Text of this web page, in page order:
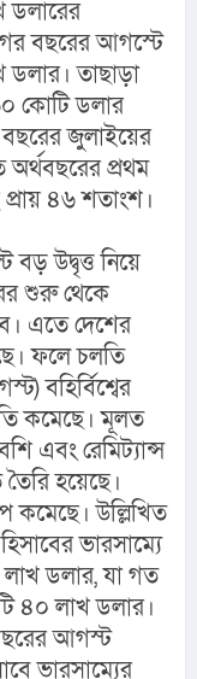
ডলারের
বছরের আগস্টে
তাছাড়া
কোটি ডলার
বছরের জুলাইয়ের
প্রথম
প্রায় ৪৬ শতাংশ।
বড় উদ্বৃত্ত নিয়ে
শুরু থেকে
এতে দেশের
ফলে চলতি
বহির্বিশ্বের
কমেছে। মূলত
এবং রেমিট্যান্স
হয়েছে।
কমেছে। উল্লিখিত
ভারসাম্যে
লাখ ডলার, যা গত
৪০ লাখ ডলার।
আগস্ট
ভারসাম্যের